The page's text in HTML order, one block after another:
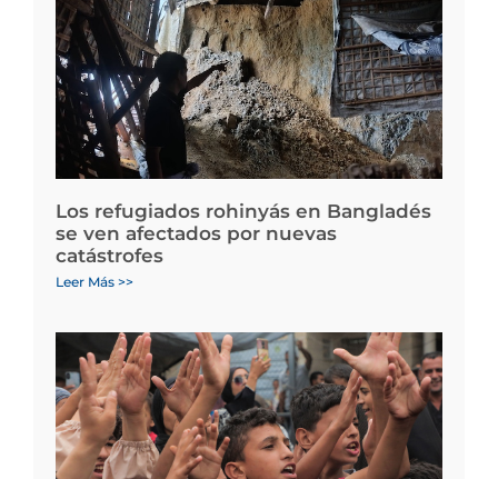
Los refugiados rohinyás en Bangladés
se ven afectados por nuevas
catástrofes
Leer Más >>